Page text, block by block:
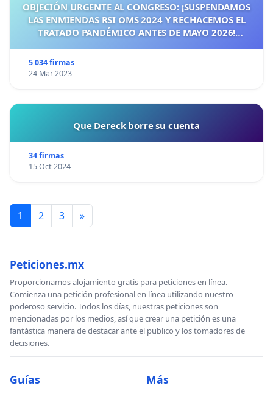
OBJECIÓN URGENTE AL CONGRESO: ¡SUSPENDAMOS
LAS ENMIENDAS RSI OMS 2024 Y RECHACEMOS EL
TRATADO PANDÉMICO ANTES DE MAYO 2026!
5 034 firmas
24 Mar 2023
Que Dereck borre su cuenta
34 firmas
15 Oct 2024
1 2 3 »
Peticiones.mx
Proporcionamos alojamiento gratis para peticiones en línea.
Comienza una petición profesional en línea utilizando nuestro
poderoso servicio. Todos los días, nuestras peticiones son
mencionadas por los medios, así que crear una petición es una
fantástica manera de destacar ante el publico y los tomadores de
decisiones.
Guías Más